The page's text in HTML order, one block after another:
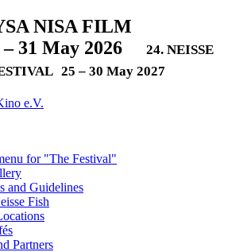
NISA FILM
– 31 May 2026
24. NEISSE
25 – 30 May 2027
e.V.
for "The Festival"
and Guidelines
Fish
Partners